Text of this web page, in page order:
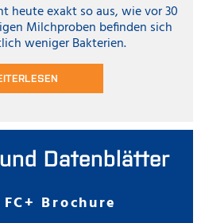
heute exakt so aus, wie vor 30
Milchproben befinden sich
weniger Bakterien.
Datenblätter
Brochure